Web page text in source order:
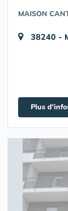
MAISON
38240 -
Plus